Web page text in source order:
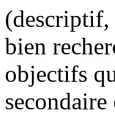
(descriptif,
bien
objectifs